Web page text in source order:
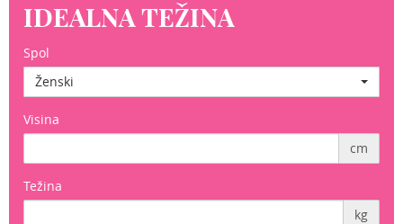
IDEALNA TEŽINA
Spol
Ženski
Visina
cm
Težina
kg